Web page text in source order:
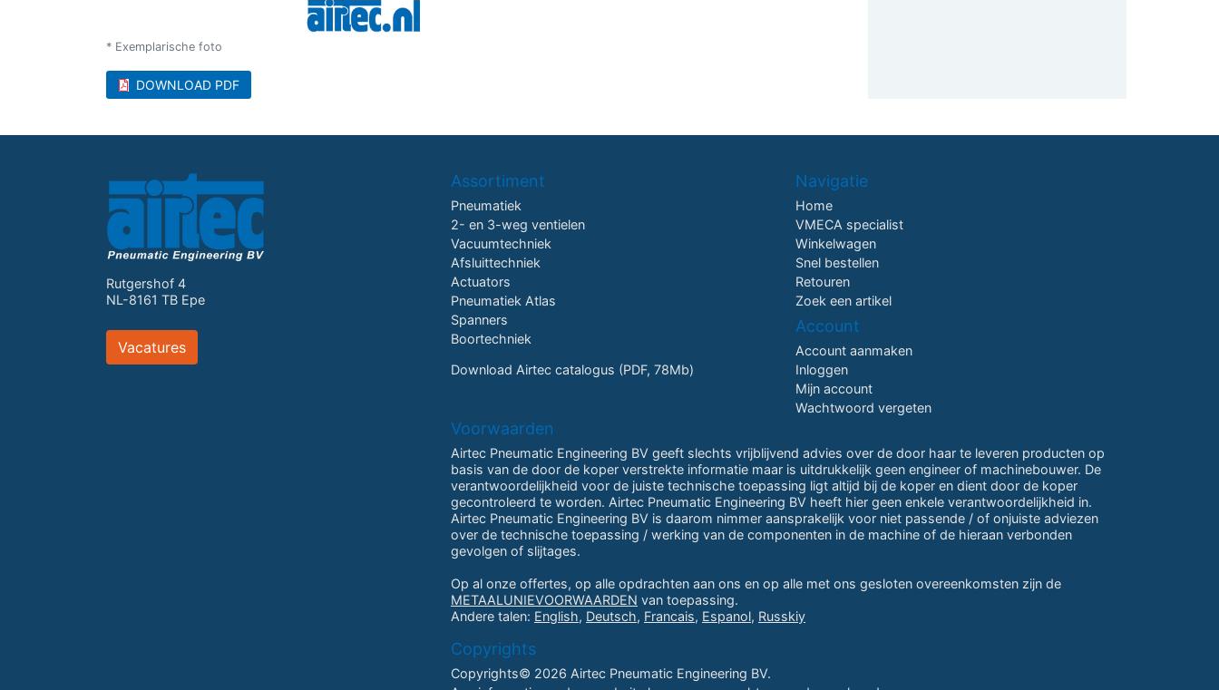
* Exemplarische foto
DOWNLOAD PDF
Rutgershof 4
NL-8161 TB Epe
Vacatures
Assortiment
Pneumatiek
2- en 3-weg ventielen
Vacuumtechniek
Afsluittechniek
Actuators
Pneumatiek Atlas
Spanners
Boortechniek
Download Airtec catalogus (PDF, 78Mb)
Navigatie
Home
VMECA specialist
Winkelwagen
Snel bestellen
Retouren
Zoek een artikel
Account
Account aanmaken
Inloggen
Mijn account
Wachtwoord vergeten
Voorwaarden
Airtec Pneumatic Engineering BV geeft slechts vrijblijvend advies over de door haar te leveren producten op
basis van de door de koper verstrekte informatie maar is uitdrukkelijk geen engineer of machinebouwer. De
verantwoordelijkheid voor de juiste technische toepassing ligt altijd bij de koper en dient door de koper
gecontroleerd te worden. Airtec Pneumatic Engineering BV heeft hier geen enkele verantwoordelijkheid in.
Airtec Pneumatic Engineering BV is daarom nimmer aansprakelijk voor niet passende / of onjuiste adviezen
over de technische toepassing / werking van de componenten in de machine of de hieraan verbonden
gevolgen of slijtages.
Op al onze offertes, op alle opdrachten aan ons en op alle met ons gesloten overeenkomsten zijn de
METAALUNIEVOORWAARDEN van toepassing.
Andere talen: English, Deutsch, Francais, Espanol, Russkiy
Copyrights
Copyrights© 2026 Airtec Pneumatic Engineering BV.